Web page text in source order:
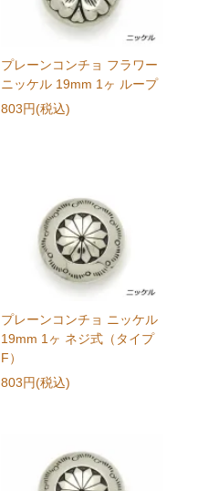
プレーンコンチョ フラワー
ニッケル 19mm 1ヶ ループ
803円(税込)
プレーンコンチョ ニッケル
19mm 1ヶ ネジ式（タイプ
F）
803円(税込)